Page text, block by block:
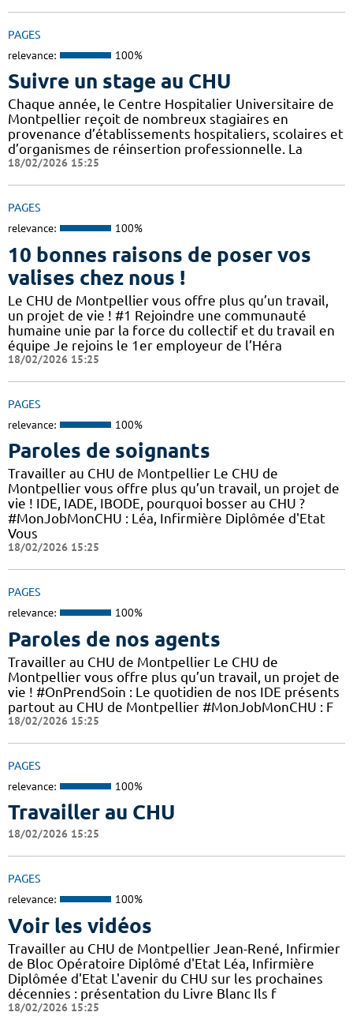
PAGES
relevance: 100%
Suivre un stage au CHU
Chaque année, le Centre Hospitalier Universitaire de
Montpellier reçoit de nombreux stagiaires en
provenance d’établissements hospitaliers, scolaires et
d’organismes de réinsertion professionnelle. La
18/02/2026 15:25
PAGES
relevance: 100%
10 bonnes raisons de poser vos
valises chez nous !
Le CHU de Montpellier vous offre plus qu’un travail,
un projet de vie ! #1 Rejoindre une communauté
humaine unie par la force du collectif et du travail en
équipe Je rejoins le 1er employeur de l’Héra
18/02/2026 15:25
PAGES
relevance: 100%
Paroles de soignants
Travailler au CHU de Montpellier Le CHU de
Montpellier vous offre plus qu’un travail, un projet de
vie ! IDE, IADE, IBODE, pourquoi bosser au CHU ?
#MonJobMonCHU : Léa, Infirmière Diplômée d'Etat
Vous
18/02/2026 15:25
PAGES
relevance: 100%
Paroles de nos agents
Travailler au CHU de Montpellier Le CHU de
Montpellier vous offre plus qu’un travail, un projet de
vie ! #OnPrendSoin : Le quotidien de nos IDE présents
partout au CHU de Montpellier #MonJobMonCHU : F
18/02/2026 15:25
PAGES
relevance: 100%
Travailler au CHU
18/02/2026 15:25
PAGES
relevance: 100%
Voir les vidéos
Travailler au CHU de Montpellier Jean-René, Infirmier
de Bloc Opératoire Diplômé d'Etat Léa, Infirmière
Diplômée d'Etat L'avenir du CHU sur les prochaines
décennies : présentation du Livre Blanc Ils f
18/02/2026 15:25